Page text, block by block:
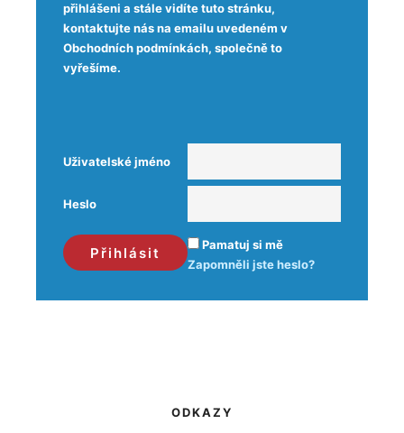
přihlášeni a stále vidíte tuto stránku,
kontaktujte nás na emailu uvedeném v
Obchodních podmínkách, společně to
vyřešíme.
Uživatelské jméno
Heslo
Pamatuj si mě
Zapomněli jste heslo?
ODKAZY